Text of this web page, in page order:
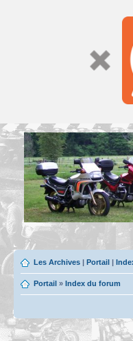
Les Archives | Portail |
Portail » Index du forum